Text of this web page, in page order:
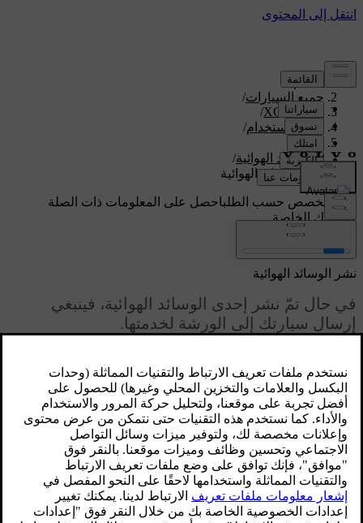
الدعم/
جميع السيارات/
XC60 2026
/
دليل الاستخدام/
الأمان
الوسائد الهوائية/
نشر الوسائد الهوائية
دعم مخصص حسب الطلباحصل على المعلومات ذات الصلة
بسيارتك الخاصة.
تسجيل الدخول
نشر الوسائد الهوائية
في حال تمّ نشر إحدى الوسائد الهوائية، فينبغي
إرسال سيارتك إلى الورشة لخدمتها.
عندما تقوم السيارة بنشر وسادة هوائية، فإنها تقوم بنفخها على الفور
تقريبًا وذلك باستخدام قوة ضاغطة كبيرة مصحوبة بصوت ضجيج
شديد. وانطلاقًا من هذه اللحظة، سيكون أداء الوسادة الوظيفي
مختلفًا باختلاف نوعها. بالنسبة للوسائد الهوائية الأمامية والجانبية،
فإنها تنقبض عند تعرّضها للضغط وتوفر تخميدًا خاضعًا للتحكّم من
أجل إحداث صدمة شديدة واحدة. أمّا بالنسبة للستائر القابلة للنفخ،
فإنها تظل منتفخة لفترة أطول من أجل ضمان الحماية من الصدمات
المتكرّرة.